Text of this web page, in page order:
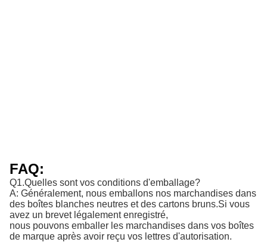
FAQ:
Q1.Quelles sont vos conditions d'emballage?
A: Généralement, nous emballons nos marchandises dans
des boîtes blanches neutres et des cartons bruns.Si vous
avez un brevet légalement enregistré,
nous pouvons emballer les marchandises dans vos boîtes
de marque après avoir reçu vos lettres d'autorisation.